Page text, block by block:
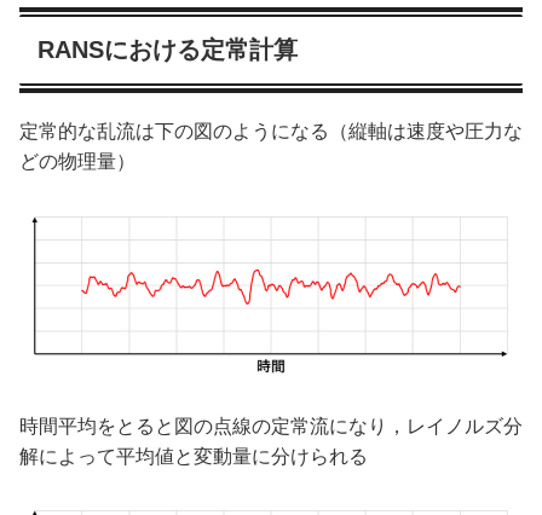
RANSにおける定常計算
定常的な乱流は下の図のようになる（縦軸は速度や圧力な
どの物理量）
時間平均をとると図の点線の定常流になり，レイノルズ分
解によって平均値と変動量に分けられる